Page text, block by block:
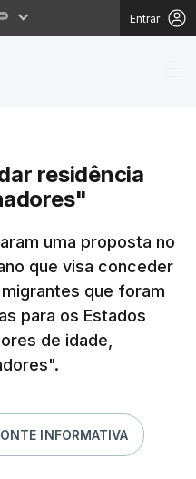
Entrar
quer
residência
uma proposta no
que visa conceder
que foram
para os Estados
de idade,
INFORMATIVA